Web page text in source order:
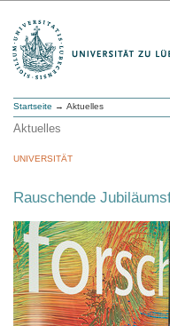
Startseite → Aktuelles
Aktuelles
UNIVERSITÄT
Rauschende